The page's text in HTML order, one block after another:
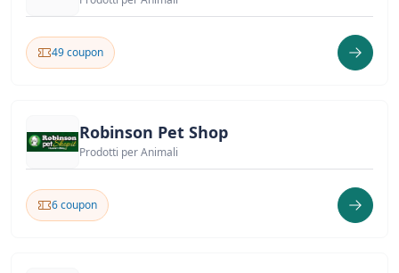
49 coupon
Robinson Pet Shop
Prodotti per Animali
6 coupon